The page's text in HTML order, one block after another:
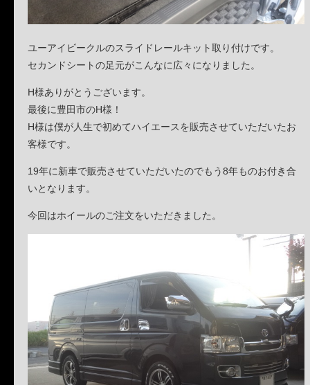
ユーアイビークルのスライドレールキット取り付けです。
セカンドシートの足元がこんなに広々になりました。
H様ありがとうございます。
最後に豊田市のH様！
H様は僕が人生で初めてハイエースを販売させていただいたお
客様です。
19年に新車で販売させていただいたのでもう8年ものお付き合
いとなります。
今回はホイールのご注文をいただきました。